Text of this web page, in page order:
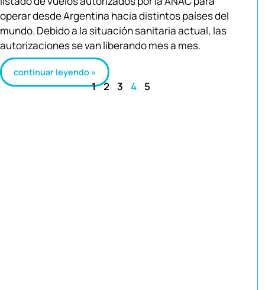
operar desde Argentina hacia distintos países del
mundo. Debido a la situación sanitaria actual, las
autorizaciones se van liberando mes a mes.
continuar leyendo »
1 2 3 4 5